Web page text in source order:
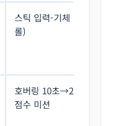
스틱 입력-기체 반응 매칭
롤)
호버링 10초→20초→정지
점수 미션